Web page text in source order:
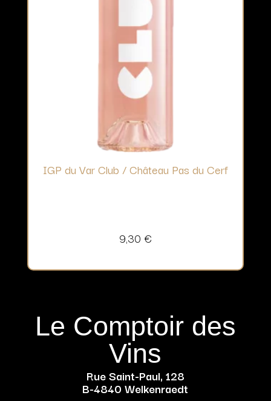
IGP du Var Club / Château Pas du Cerf
9,30 €
Le Comptoir des
Vins
Rue Saint-Paul, 128
B-4840 Welkenraedt